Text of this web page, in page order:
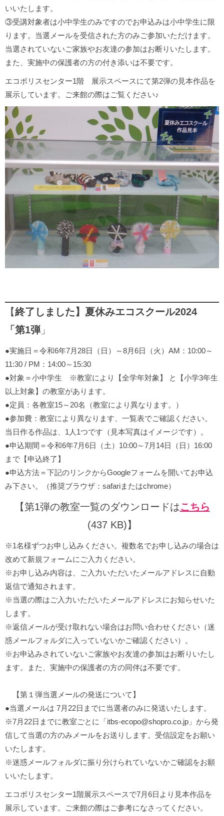
いいたします。
③受講対象者は小中学生のみですのでお申込みは小中学生に限
ります。当選メールを受信された方のみご参加いただけます。
当選されていないご家族やお友達の参加はお断りいたします。
また、実施中の保護者の方の付き添いは不要です。
エコポリスセンター1階 展示スペースにて第2弾の見本作品を
展示しています。ご来館の際はご覧ください♪
【終了しました】夏休みエコスクール2024
「第1弾」
●実施日＝令和6年7月28日（日）～8月6日（火）AM：10:00～
11:30 / PM：14:00～15:30
●対象＝小中学生 ※教室により【全学年対象】 と【小学3年生
以上対象】の教室があります。
●定員：各教室15～20名（教室により異なります。）
●参加費：教室により異なります、一覧表でご確認ください。
当日作る作品は、1人1つです（見本写真はイメージです）。
●申込期間＝令和6年7月6日（土）10:00～7月14日（日）16:00
まで【申込終了】
●申込方法＝下記のリンクからGoogleフォームを開いてお申込
み下さい。（推奨ブラウザ：safariまたはchrome）
【第1弾の教室一覧のダウンロードはこちら
(437 KB)】
※1名様ずつお申し込みください。複数名でお申し込みの場合は
改めて新規フォームにご入力ください。
※お申し込み内容は、ご入力いただいたメールアドレスに自動
返信で通知されます。
※当選の際はご入力いただいたメールアドレスにお知らせいた
します。
※返信メールが受け取れない場合はお問い合わせください（迷
惑メールフォルダに入っていないかご確認ください）。
※お申込みされていないご家族やお友達の参加はお断りいたし
ます。また、実施中の保護者の方の同伴は不要です。
【第１弾当選メールの発送について】
●当選メールは 7月22日までに当選者のみに発送いたします。
※7月22日までに教室ごとに「itbs-ecopo@shopro.co.jp」から発
信して当選の方のみメールをお送りします。受信設定をお願い
いたします。
※迷惑メールフォルダに振り分けられていないかご確認をお願
いいたします。
エコポリスセンター1階展示スペースで7月6日より見本作品を
展示しています。ご来館の際はご参考になさってください。